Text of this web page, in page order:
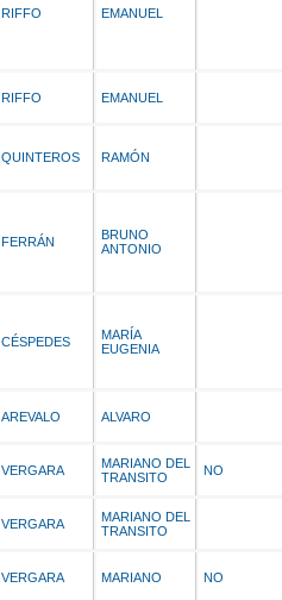
RIFFO EMANUEL
RIFFO EMANUEL
QUINTEROS RAMÓN
FERRÁN
BRUNO
ANTONIO
CÉSPEDES
MARÍA
EUGENIA
AREVALO ALVARO
VERGARA
MARIANO DEL
TRANSITO
NO
VERGARA
MARIANO DEL
TRANSITO
VERGARA MARIANO NO